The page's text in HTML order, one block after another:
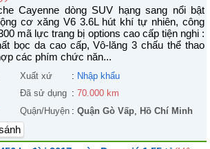
Cayenne dòng SUV hạng sang nổi bật
cơ xăng V6 3.6L hút khí tự nhiên, công
mã lực trang bị options cao cấp tiện nghi :
bọc da cao cấp, Vô-lăng 3 chấu thể thao
các phím chức năn...
Xuất xứ : Nhập khẩu
Đã sử dụng : 70.000 km
Quận/Huyện : Quận Gò Vấp, Hồ Chí Minh